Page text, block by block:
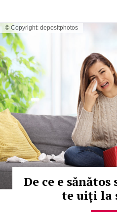
© Copyright: depositphotos
De ce e
te uiți la